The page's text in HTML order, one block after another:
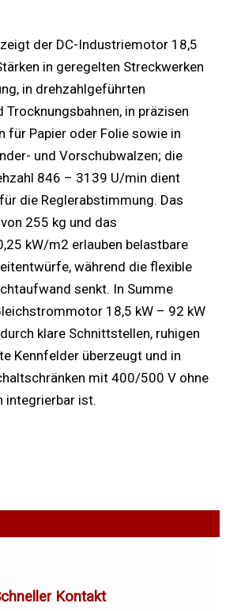
der DC-Industriemotor 18,5
in geregelten Streckwerken
in drehzahlgeführten
Trocknungsbahnen, in präzisen
für Papier oder Folie sowie in
und Vorschubwalzen; die
846 – 3139 U/min dient
die Reglerabstimmung. Das
255 kg und das
kW/m2 erlauben belastbare
während die flexible
senkt. In Summe
18,5 kW – 92 kW
klare Schnittstellen, ruhigen
Kennfelder überzeugt und in
mit 400/500 V ohne
integrierbar ist.
Kontakt